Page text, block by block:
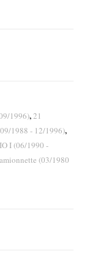
1996),21
1988 - 12/1996),
I (06/1990 -
(03/1980